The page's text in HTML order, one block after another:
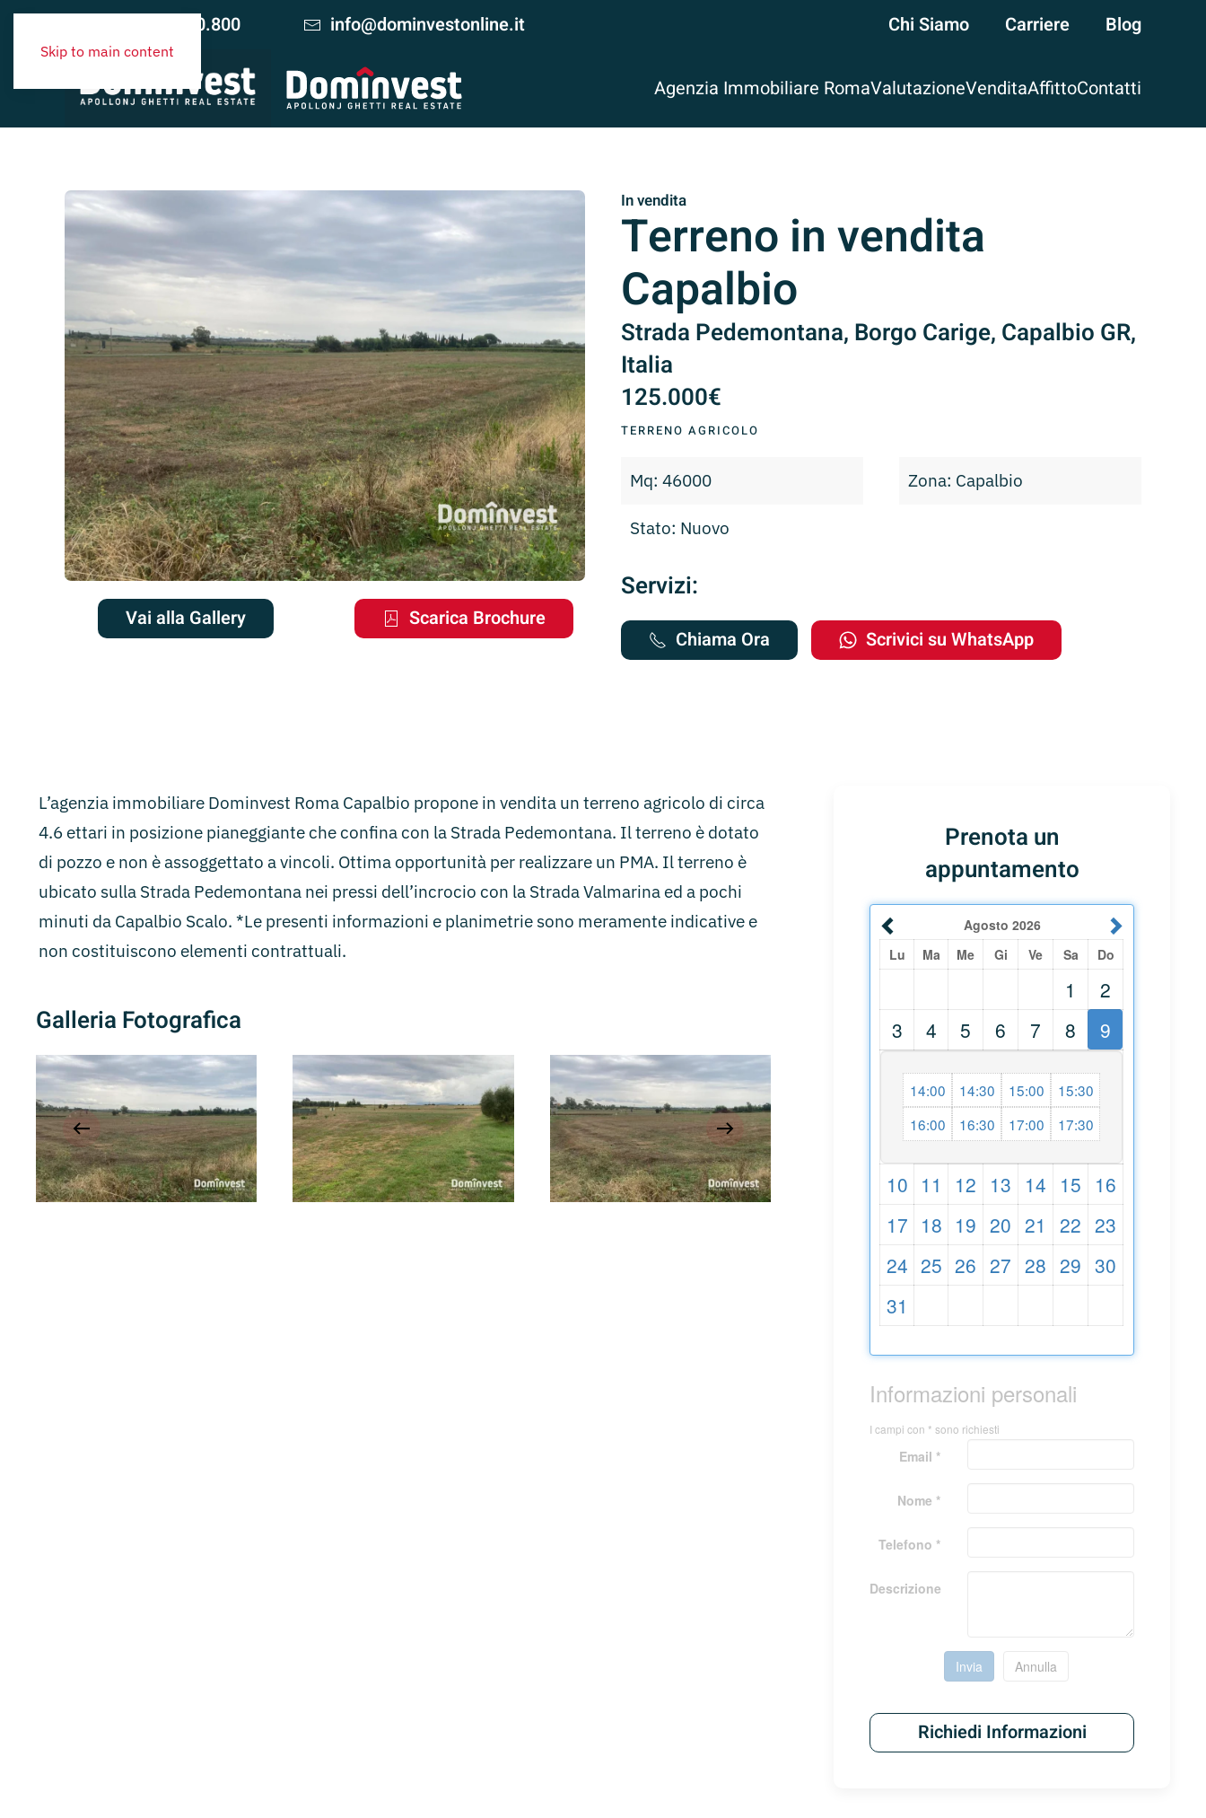
Skip to main content
+39 06.420.10.800 info@dominvestonline.it Chi Siamo Carriere Blog
Agenzia Immobiliare RomaValutazioneVenditaAffittoContatti
Vai alla Gallery Scarica Brochure
In vendita
Terreno in vendita
Capalbio
Strada Pedemontana, Borgo Carige, Capalbio GR,
Italia
125.000€
TERRENO AGRICOLO
Mq: 46000
Stato: Nuovo
Zona: Capalbio
Servizi:
Chiama Ora Scrivici su WhatsApp
L’agenzia immobiliare Dominvest Roma Capalbio propone in vendita un terreno agricolo di circa
4.6 ettari in posizione pianeggiante che confina con la Strada Pedemontana. Il terreno è dotato
di pozzo e non è assoggettato a vincoli. Ottima opportunità per realizzare un PMA. Il terreno è
ubicato sulla Strada Pedemontana nei pressi dell’incrocio con la Strada Valmarina ed a pochi
minuti da Capalbio Scalo. *Le presenti informazioni e planimetrie sono meramente indicative e
non costituiscono elementi contrattuali.
Galleria Fotografica
Prenota un
appuntamento
Agosto 2026
Lu
Ma Me Gi Ve Sa Do
1
2
3
4 5 6 7 8 9
14:00 14:30 15:00
15:30
16:00
16:30 17:00 17:30
10 11 12 13 14 15 16
17 18 19 20 21 22 23
24 25 26 27 28 29 30
31
Informazioni personali
I campi con * sono richiesti
Email *
Nome *
Telefono *
Descrizione
Invia Annulla
Richiedi Informazioni